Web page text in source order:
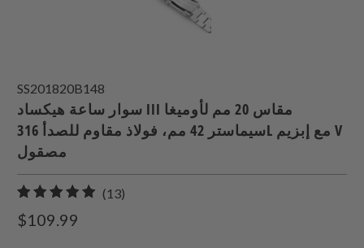
SS201820B148
سوار ساعة هيكساد III مقاس 20 مم لأوميغا
سيماستر 42 مم، فولاذ مقاوم للصدأ 316L مع إبزيم V
مصقول
(13)
$109.99